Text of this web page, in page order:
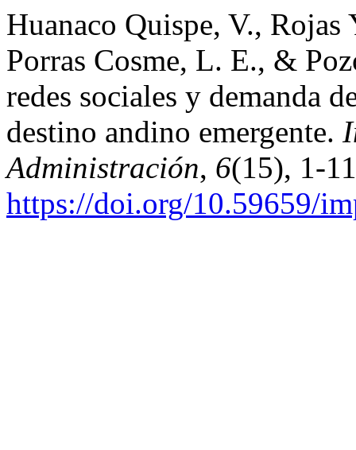
Huanaco Quispe, V.,
Porras Cosme, L. E., &
redes sociales y demanda
destino andino emergente.
Administración, 6(15), 1-
https://doi.org/10.59659/